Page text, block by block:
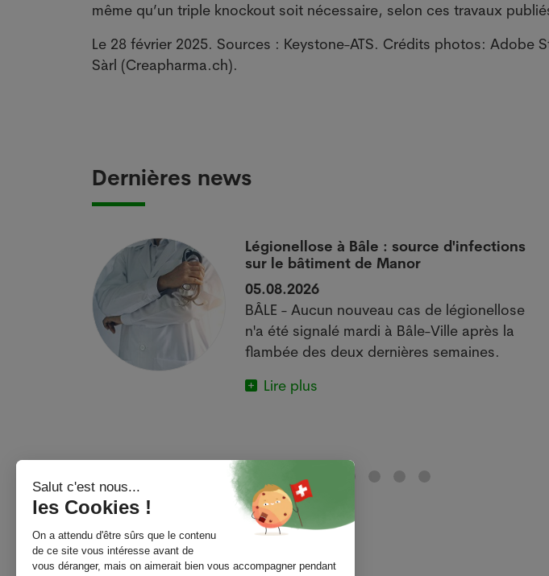
même qu’un triple knockout soit nécessaire, selon ces travaux
Le 28 février 2025. Sources : Keystone-ATS. Crédits photos: Adobe
Sàrl (Creapharma.ch).
Dernières news
Légionellose à Bâle : source d'infections
sur le bâtiment de Manor
05.08.2026
BÂLE - Aucun nouveau cas de légionellose
n'a été signalé mardi à Bâle-Ville après la
flambée des deux dernières semaines.
Lire plus